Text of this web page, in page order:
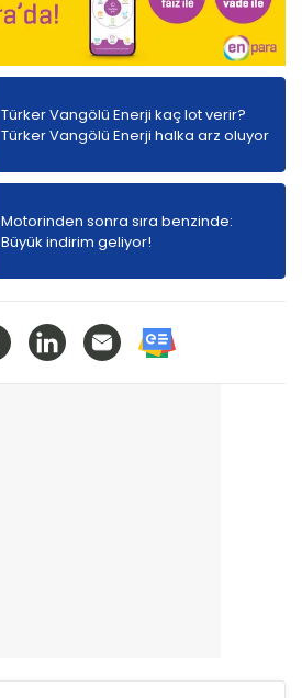
Türker Vangölü Enerji kaç lot verir?
Türker Vangölü Enerji halka arz oluyor
Motorinden sonra sıra benzinde:
Büyük indirim geliyor!